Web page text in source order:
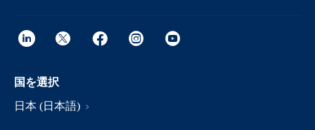
国を選択
日本 (日本語)